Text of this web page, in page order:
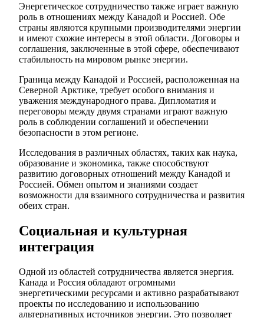
Энергетическое сотрудничество также играет важную
роль в отношениях между Канадой и Россией. Обе
страны являются крупными производителями энергии
и имеют схожие интересы в этой области. Договоры и
соглашения, заключенные в этой сфере, обеспечивают
стабильность на мировом рынке энергии.
Граница между Канадой и Россией, расположенная на
Северной Арктике, требует особого внимания и
уважения международного права. Дипломатия и
переговоры между двумя странами играют важную
роль в соблюдении соглашений и обеспечении
безопасности в этом регионе.
Исследования в различных областях, таких как наука,
образование и экономика, также способствуют
развитию договорных отношений между Канадой и
Россией. Обмен опытом и знаниями создает
возможности для взаимного сотрудничества и развития
обеих стран.
Социальная и культурная
интеграция
Одной из областей сотрудничества является энергия.
Канада и Россия обладают огромными
энергетическими ресурсами и активно разрабатывают
проекты по исследованию и использованию
альтернативных источников энергии. Это позволяет